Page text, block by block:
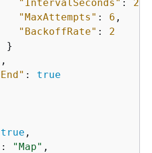
"IntervalSeconds" : 2
"MaxAttempts" : 6 ,
"BackoffRate" : 2
}
: true
true ,
: "Map" ,